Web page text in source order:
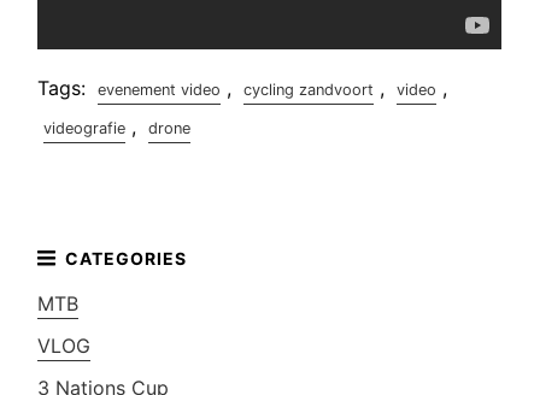
Tags: evenement video , cycling zandvoort , video ,
videografie , drone
MTB
VLOG
3 Nations Cup